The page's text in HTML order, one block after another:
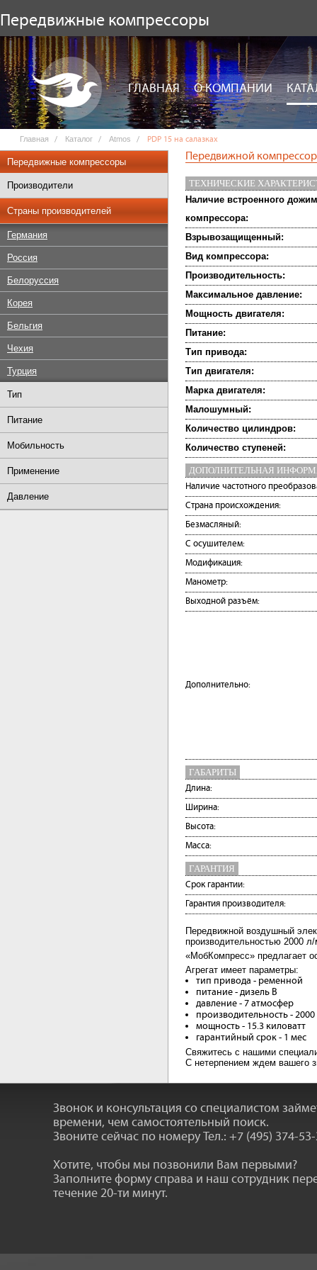
Передвижные компрессоры
ГЛАВНАЯ О КОМПАНИИ
Главная Каталог Atmos PDP 15 на салазках
Передвижные компрессоры
Производители
Страны производителей
Германия
Россия
Белоруссия
Корея
Бельгия
Чехия
Турция
Тип
Питание
Мобильность
Применение
Давление
Передвижной компрессор
ТЕХНИЧЕСКИЕ
Наличие встроенного
компрессора:
Взрывозащищенный:
Вид компрессора:
Производительность:
Максимальное давление:
Мощность двигателя:
Питание:
Тип привода:
Тип двигателя:
Марка двигателя:
Малошумный:
Количество цилиндров:
Количество ступеней:
ДОПОЛНИТЕЛЬНАЯ
Наличие частотного
Страна происхождения:
Безмасляный:
С осушителем:
Модификация:
Манометр:
Выходной разъём:
Дополнительно:
ГАБАРИТЫ
Длина:
Ширина:
Высота:
Масса:
ГАРАНТИЯ
Срок гарантии:
Гарантия производителя:
Передвижной воздушный
производительностью 2000
«МобКомпресс» предлагает
Агрегат имеет параметры:
тип привода - ременной
питание - дизель В
давление - 7 атмосфер
производительность -
мощность - 15.3 киловатт
гарантийный срок - 1 мес
Свяжитесь с нашими
С нетерпением ждем вашего
Звонок и консультация со специалистом
времени, чем самостоятельный поиск.
Звоните сейчас по номеру Тел.: +7 (495) 374-
Хотите, чтобы мы позвонили Вам первыми?
Заполните форму справа и наш сотрудник
течение 20-ти минут.